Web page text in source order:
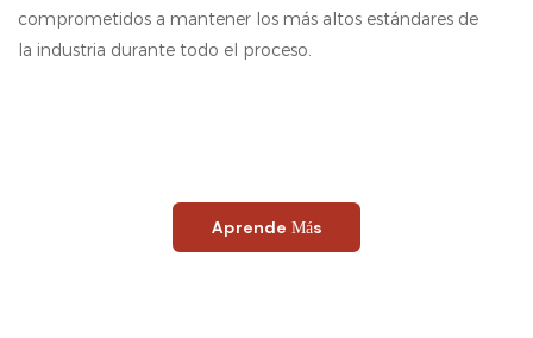
comprometidos a mantener los más altos estándares de
la industria durante todo el proceso.
Aprende Más